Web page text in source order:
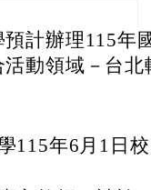
計辦理115年
動領域－台
115年6月1日